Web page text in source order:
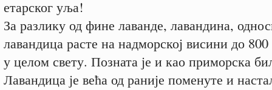
етарског уља!
За разлику од фине лаванде, лавандина,
лавандица расте на надморској висини до
у целом свету. Позната је и као приморска
Лавандица је већа од раније поменуте и